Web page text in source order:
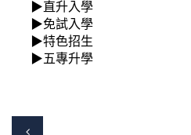
▶直升入學
▶免試入學
▶特色招生
▶五專升學